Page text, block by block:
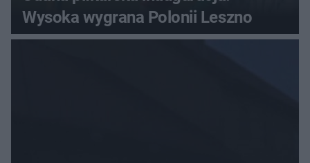
Wysoka wygrana Polonii Leszno